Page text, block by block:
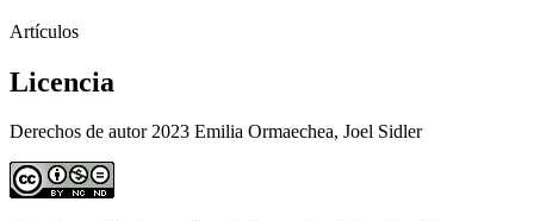
Artículos
Licencia
Derechos de autor 2023 Emilia Ormaechea, Joel Sidler